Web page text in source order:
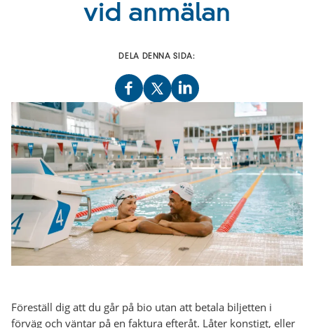
vid anmälan
DELA DENNA SIDA:
Föreställ dig att du går på bio utan att betala biljetten i
förväg och väntar på en faktura efteråt. Låter konstigt, eller